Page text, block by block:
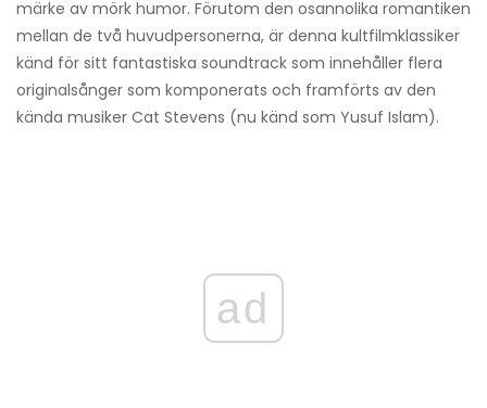
märke av mörk humor. Förutom den osannolika romantiken
mellan de två huvudpersonerna, är denna kultfilmklassiker
känd för sitt fantastiska soundtrack som innehåller flera
originalsånger som komponerats och framförts av den
kända musiker Cat Stevens (nu känd som Yusuf Islam).
ad